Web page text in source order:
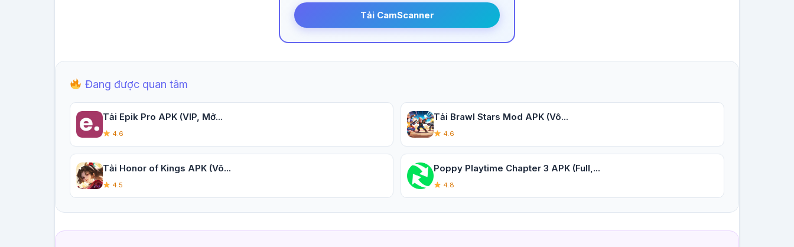
Tải CamScanner
Đang được quan tâm
Tải Epik Pro APK (VIP, Mở...
4.6
Tải Brawl Stars Mod APK (Vô...
4.6
Tải Honor of Kings APK (Vô...
4.5
Poppy Playtime Chapter 3 APK (Full,...
4.8